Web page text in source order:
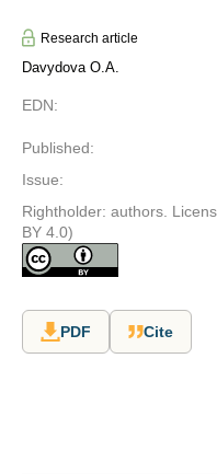
Research article
Davydova O.A.
EDN:
Published:
Issue:
Rightholder: authors.
BY 4.0)
PDF Cite